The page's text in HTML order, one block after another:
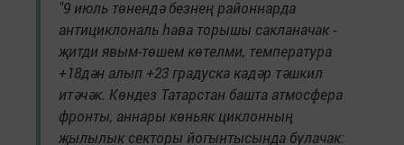
"9 июль төнендә безнең районнарда
антициклональ һава торышы сакланачак -
җитди явым-төшем көтелми, температура
+18дән алып +23 градуска кадәр тәшкил
итәчәк. Көндез Татарстан башта атмосфера
фронты, аннары көньяк циклонның
җылылык секторы йогынтысында булачак: